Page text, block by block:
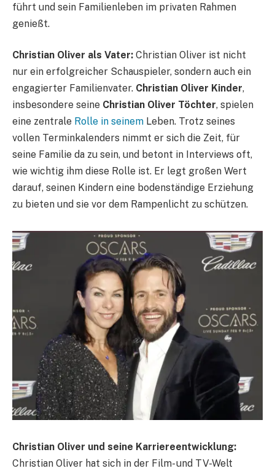
führt und sein Familienleben im privaten Rahmen
genießt.
Christian Oliver als Vater: Christian Oliver ist nicht
nur ein erfolgreicher Schauspieler, sondern auch ein
engagierter Familienvater. Christian Oliver Kinder,
insbesondere seine Christian Oliver Töchter, spielen
eine zentrale Rolle in seinem Leben. Trotz seines
vollen Terminkalenders nimmt er sich die Zeit, für
seine Familie da zu sein, und betont in Interviews oft,
wie wichtig ihm diese Rolle ist. Er legt großen Wert
darauf, seinen Kindern eine bodenständige Erziehung
zu bieten und sie vor dem Rampenlicht zu schützen.
Christian Oliver und seine Karriereentwicklung:
Christian Oliver hat sich in der Film- und TV-Welt